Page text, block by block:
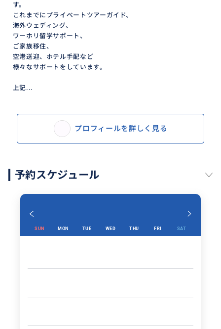
す。
これまでにプライベートツアーガイド、
海外ウェディング、
ワーホリ留学サポート、
ご家族移住、
空港送迎、ホテル手配など
様々なサポートをしています。
上記...
プロフィールを詳しく見る
予約スケジュール
SUN MON TUE WED THU FRI SAT